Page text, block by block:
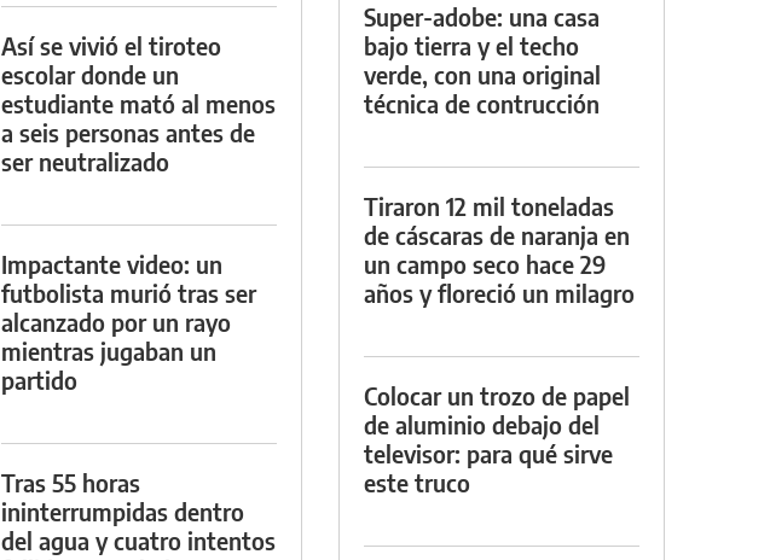
Así se vivió el tiroteo
escolar donde un
estudiante mató al menos
a seis personas antes de
ser neutralizado
Impactante video: un
futbolista murió tras ser
alcanzado por un rayo
mientras jugaban un
partido
Tras 55 horas
ininterrumpidas dentro
del agua y cuatro intentos
Super-adobe: una casa
bajo tierra y el techo
verde, con una original
técnica de contrucción
Tiraron 12 mil toneladas
de cáscaras de naranja en
un campo seco hace 29
años y floreció un milagro
Colocar un trozo de papel
de aluminio debajo del
televisor: para qué sirve
este truco